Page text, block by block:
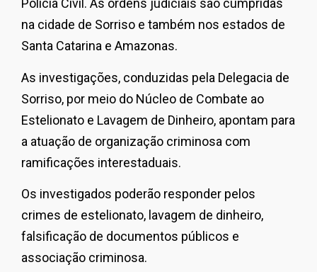
Polícia Civil. As ordens judiciais são cumpridas
na cidade de Sorriso e também nos estados de
Santa Catarina e Amazonas.
As investigações, conduzidas pela Delegacia de
Sorriso, por meio do Núcleo de Combate ao
Estelionato e Lavagem de Dinheiro, apontam para
a atuação de organização criminosa com
ramificações interestaduais.
Os investigados poderão responder pelos
crimes de estelionato, lavagem de dinheiro,
falsificação de documentos públicos e
associação criminosa.